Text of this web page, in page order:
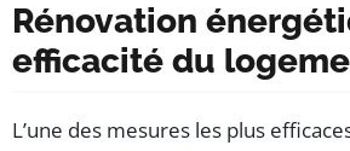
Rénovation
efficacité du
L’une des mesures les plus